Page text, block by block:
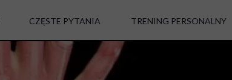
CZĘSTE PYTANIA TRENING PERSONALNY